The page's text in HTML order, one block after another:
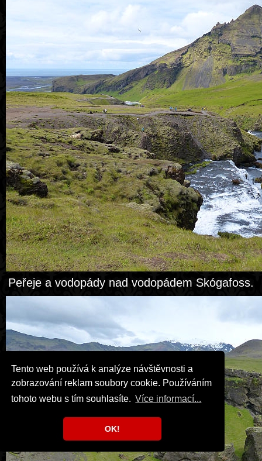
Tento web používá k analýze návštěvnosti a
zobrazování reklam soubory cookie. Používáním
tohoto webu s tím souhlasíte. Více informací...
OK!
Peřeje a vodopády nad vodopádem Skógafoss.